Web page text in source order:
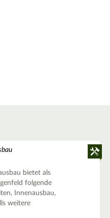
bietet als
folgende
Innenausbau,
weitere